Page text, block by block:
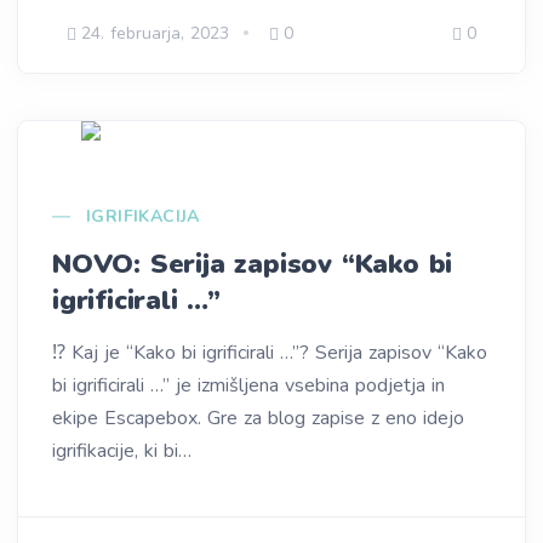
24. februarja, 2023 0 0
IGRIFIKACIJA
NOVO: Serija zapisov “Kako bi
igrificirali …”
⁉️ Kaj je “Kako bi igrificirali …”? Serija zapisov “Kako
bi igrificirali …” je izmišljena vsebina podjetja in
ekipe Escapebox. Gre za blog zapise z eno idejo
igrifikacije, ki bi…